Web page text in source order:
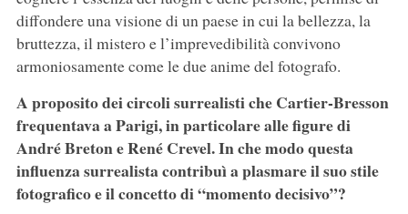
diffondere una visione di un paese in cui la bellezza, la
bruttezza, il mistero e l’imprevedibilità convivono
armoniosamente come le due anime del fotografo.
A proposito dei circoli surrealisti che Cartier-Bresson
frequentava a Parigi, in particolare alle figure di
André Breton e René Crevel. In che modo questa
influenza surrealista contribuì a plasmare il suo stile
fotografico e il concetto di “momento decisivo”?